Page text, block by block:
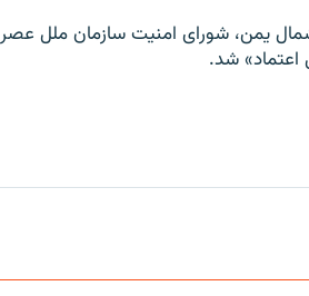
یمن، شورای امنیت سازمان ملل عصر
شد.